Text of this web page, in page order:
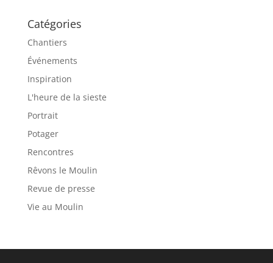
Catégories
Chantiers
Événements
Inspiration
L'heure de la sieste
Portrait
Potager
Rencontres
Rêvons le Moulin
Revue de presse
Vie au Moulin